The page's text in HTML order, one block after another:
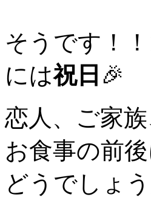
そうです！
には祝日 🎉
恋人、ご家
お食事の前
どうでしょう